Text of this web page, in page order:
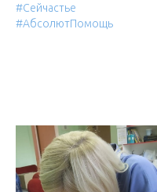
#Сейчастье
#АбсолютПомощь